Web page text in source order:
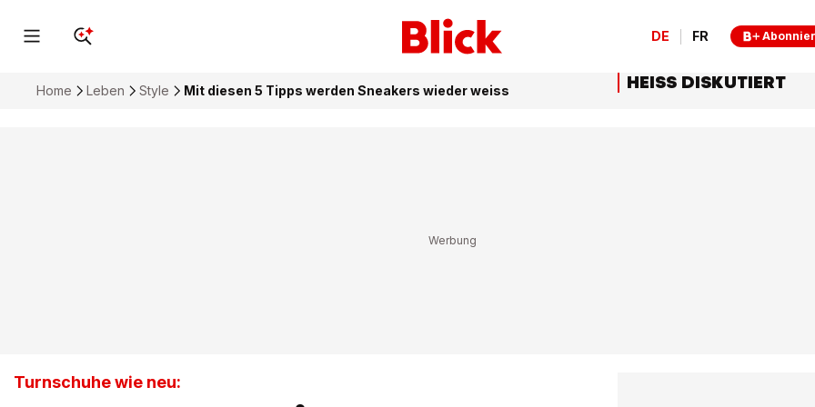
DE FR
Home Leben Style Mit diesen 5 Tipps werden Sneakers wieder weiss
Turnschuhe wie neu:
HEISS DISKUTIERT